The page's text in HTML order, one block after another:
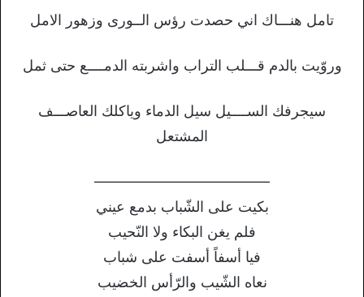
تامل هنـــاك اني حصدت رؤس الــورى وزهور الامل
وروّيت بالدم قـــلب التراب واشربته الدمــــع حتى ثمل
سيجرفك الســــيل سيل الدماء وياكلك العاصـــف
المشتعل
————————————
بكيت على الشّباب بدمع عيني
فلم يغن البكاء ولا النّحيب
فيا أسفاً أسفت على شباب
نعاه الشّيب والرّأس الخضيب